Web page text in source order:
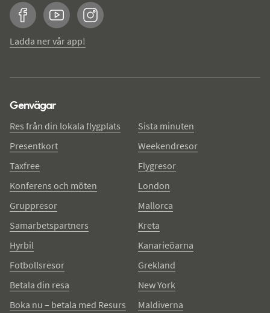
FacebookYouTubeInstagram
Ladda ner vår app!
Genvägar
Res från din lokala flygplats
Presentkort
Taxfree
Konferens och möten
Gruppresor
Samarbetspartners
Hyrbil
Fotbollsresor
Betala din resa
Boka nu – betala med Resurs
Sista minuten
Weekendresor
Flygresor
London
Mallorca
Kreta
Kanarieöarna
Grekland
New York
Maldiverna